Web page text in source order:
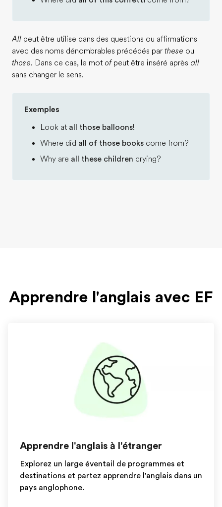
All peut être utilise dans des questions ou affirmations
avec des noms dénombrables précédés par these ou
those. Dans ce cas, le mot of peut être inséré après all
sans changer le sens.
Exemples
Look at all those balloons!
Where did all of those books come from?
Why are all these children crying?
Apprendre l'anglais avec EF
Apprendre l'anglais à l'étranger
Explorez un large éventail de programmes et
destinations et partez apprendre l'anglais dans un
pays anglophone.